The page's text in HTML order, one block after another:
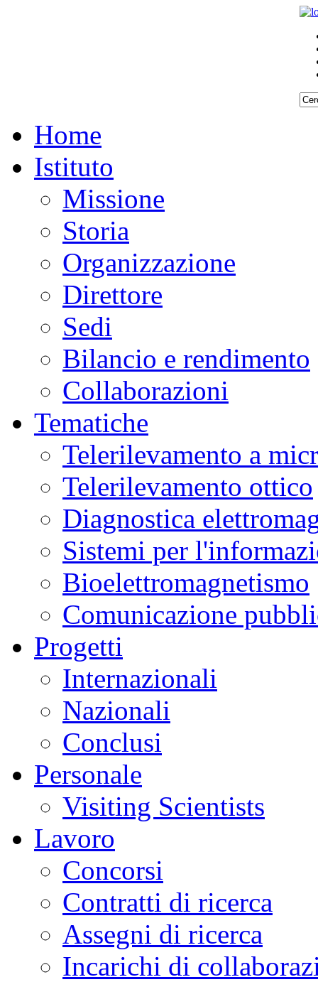
Home
Istituto
Missione
Storia
Organizzazione
Direttore
Sedi
Bilancio e rendimento
Collaborazioni
Tematiche
Telerilevamento a
Telerilevamento ottico
Diagnostica
Sistemi per
Bioelettromagnetismo
Comunicazione
Progetti
Internazionali
Nazionali
Conclusi
Personale
Visiting Scientists
Lavoro
Concorsi
Contratti di ricerca
Assegni di ricerca
Incarichi di